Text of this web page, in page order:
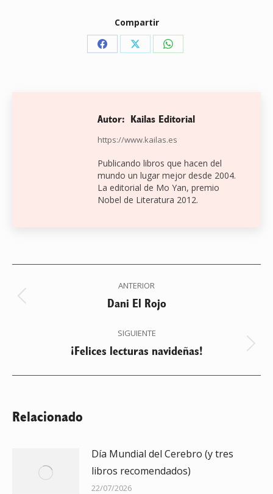
Compartir
Share Share Share
Autor: Kailas Editorial
https://www.kailas.es
Publicando libros que hacen del
mundo un lugar mejor desde 2004.
La editorial de Mo Yan, premio
Nobel de Literatura 2012.
entre
publicaciones
ANTERIOR
Publicación
Dani El Rojo
SIGUIENTE
Publicación
¡Felices lecturas navideñas!
Relacionado
Día Mundial del Cerebro (y tres
libros recomendados)
22/07/2026